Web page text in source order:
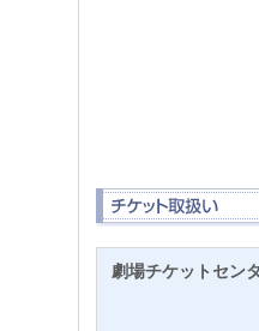
劇場チケットセン